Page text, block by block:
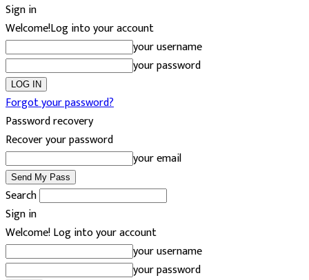
Sign in
Welcome!Log into your account
your username
your password
Forgot your password?
Password recovery
Recover your password
your email
Search
Sign in
Welcome! Log into your account
your username
your password